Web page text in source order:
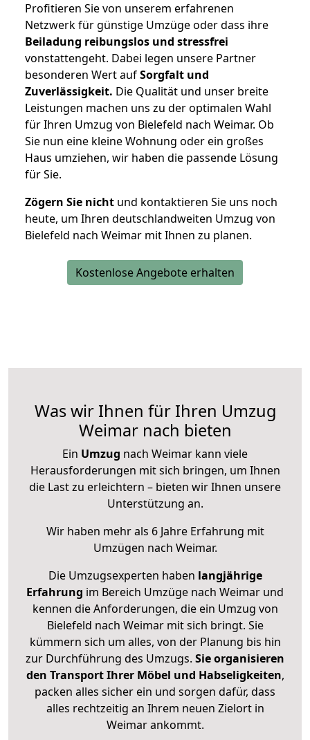
Profitieren Sie von unserem erfahrenen
Netzwerk für günstige Umzüge oder dass ihre
Beiladung reibungslos und stressfrei
vonstattengeht. Dabei legen unsere Partner
besonderen Wert aufSorgfalt und
Zuverlässigkeit. Die Qualität und unser breite
Leistungen machen uns zu der optimalen Wahl
für Ihren Umzug von Bielefeld nach Weimar. Ob
Sie nun eine kleine Wohnung oder ein großes
Haus umziehen, wir haben die passende Lösung
für Sie.
Zögern Sie nicht und kontaktieren Sie uns noch
heute, um Ihren deutschlandweiten Umzug von
Bielefeld nach Weimar mit Ihnen zu planen.
Kostenlose Angebote erhalten
Was wir Ihnen für Ihren Umzug
Weimar nach bieten
Ein Umzug nach Weimar kann viele
Herausforderungen mit sich bringen, um Ihnen
die Last zu erleichtern – bieten wir Ihnen unsere
Unterstützung an.
Wir haben mehr als 6 Jahre Erfahrung mit
Umzügen nach Weimar.
Die Umzugsexperten haben langjährige
Erfahrung im Bereich Umzüge nach Weimar und
kennen die Anforderungen, die ein Umzug von
Bielefeld nach Weimar mit sich bringt. Sie
kümmern sich um alles, von der Planung bis hin
zur Durchführung des Umzugs. Sie organisieren
den Transport Ihrer Möbel und Habseligkeiten,
packen alles sicher ein und sorgen dafür, dass
alles rechtzeitig an Ihrem neuen Zielort in
Weimar ankommt.